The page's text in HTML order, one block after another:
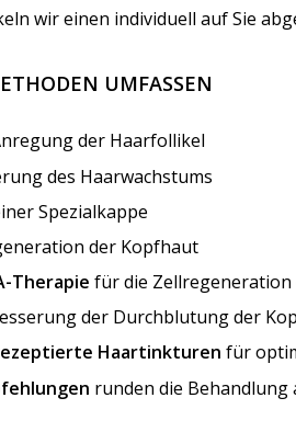
wir einen individuell auf Sie
UMFASSEN
der Haarfollikel
des Haarwachstums
Spezialkappe
der Kopfhaut
Therapie für die
der Durchblutung der
Haartinkturen für
runden die Behandlung